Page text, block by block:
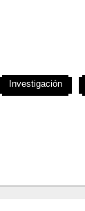
Investigación